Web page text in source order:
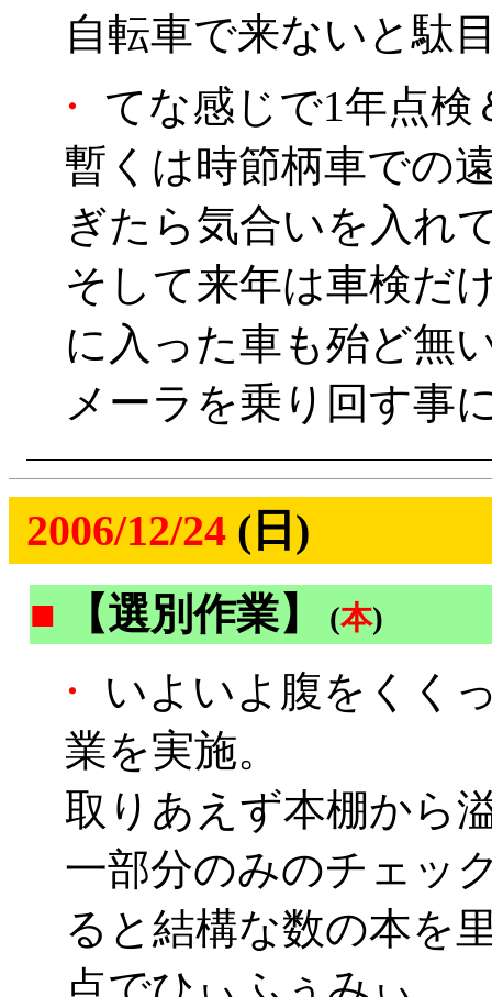
自転車で来ないと駄
・
てな感じで1年点
暫くは時節柄車での
ぎたら気合いを入れ
そして来年は車検だ
に入った車も殆ど無
メーラを乗り回す事
2006/12/24 (日)
■ 【選別作業】 (本)
・
いよいよ腹をくく
業を実施。
取りあえず本棚から
一部分のみのチェッ
ると結構な数の本を